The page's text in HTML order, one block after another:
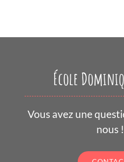
École
Vous avez une
nous !